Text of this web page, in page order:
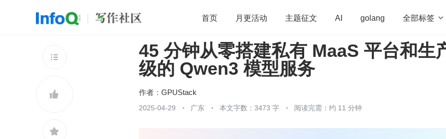
首页 月更活动 主题征文 AI golang 全部标签 
开源 架构 OpenHarmony 算法 学习方法 Web3.0 高
团队管理 程序员 运维 深度思考
查看更多



45 分钟从零搭建私有 MaaS 平台和生
级的 Qwen3 模型服务
作者： GPUStack
2025-04-29 广东 本文字数：3473 字 阅读完需：约 11 分钟